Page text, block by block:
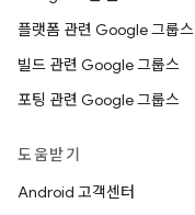
플랫폼 관련 Google 그룹스
빌드 관련 Google 그룹스
포팅 관련 Google 그룹스
도움받기
Android 고객센터